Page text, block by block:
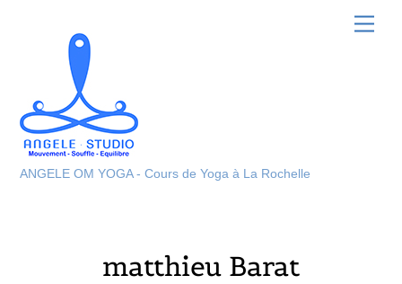
ANGELE OM YOGA - Cours de Yoga à La Rochelle
matthieu Barat